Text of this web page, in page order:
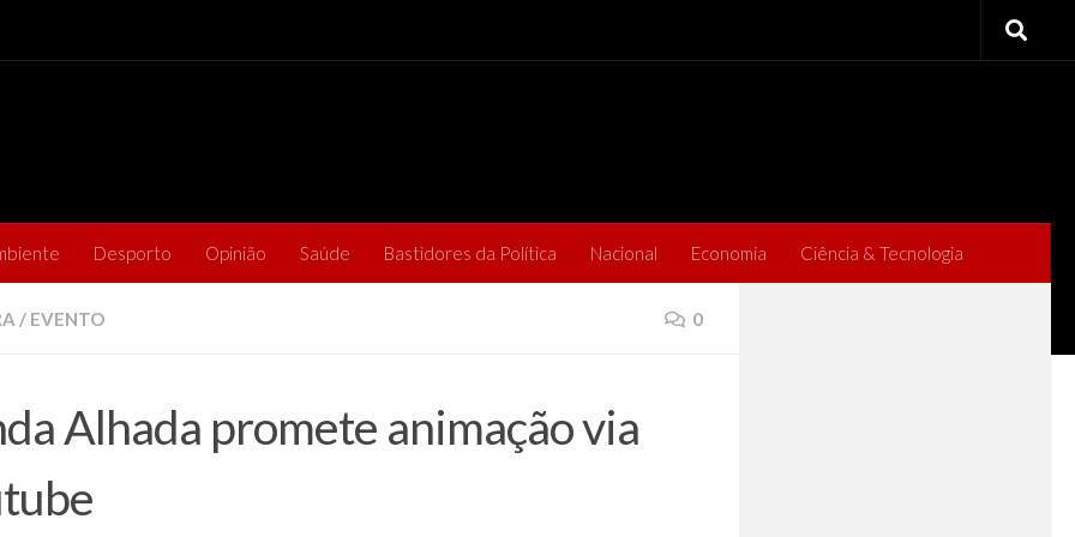
Desporto Opinião Saúde Bastidores da Política Nacional Economia Ciência & Tecnologia
/ EVENTO 0
Alhada promete animação via